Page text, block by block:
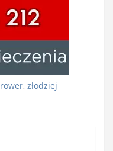
rower, złodziej